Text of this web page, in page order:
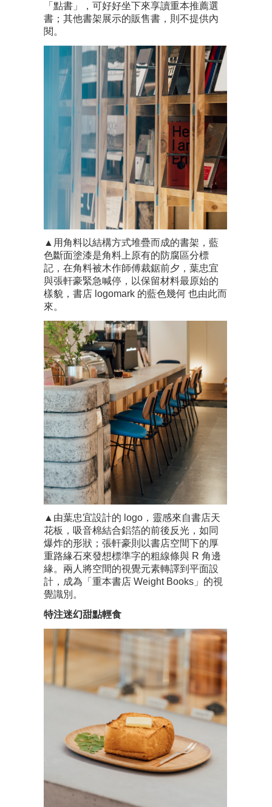
「點書」，可好好坐下來享讀重本推薦選
書；其他書架展示的販售書，則不提供內
閱。
▲用角料以結構方式堆疊而成的書架，藍
色斷面塗漆是角料上原有的防腐區分標
記，在角料被木作師傅裁鋸前夕，葉忠宜
與張軒豪緊急喊停，以保留材料最原始的
樣貌，書店 logomark 的藍色幾何 也由此而
來。
▲由葉忠宜設計的 logo，靈感來自書店天
花板，吸音棉結合鋁箔的前後反光，如同
爆炸的形狀；張軒豪則以書店空間下的厚
重路緣石來發想標準字的粗線條與 R 角邊
緣。兩人將空間的視覺元素轉譯到平面設
計，成為「重本書店 Weight Books」的視
覺識別。
特注迷幻甜點輕食